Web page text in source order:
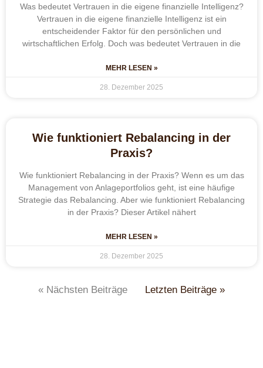
Was bedeutet Vertrauen in die eigene finanzielle Intelligenz?
Vertrauen in die eigene finanzielle Intelligenz ist ein
entscheidender Faktor für den persönlichen und
wirtschaftlichen Erfolg. Doch was bedeutet Vertrauen in die
MEHR LESEN »
28. Dezember 2025
Wie funktioniert Rebalancing in der
Praxis?
Wie funktioniert Rebalancing in der Praxis? Wenn es um das
Management von Anlageportfolios geht, ist eine häufige
Strategie das Rebalancing. Aber wie funktioniert Rebalancing
in der Praxis? Dieser Artikel nähert
MEHR LESEN »
28. Dezember 2025
« Nächsten Beiträge Letzten Beiträge »